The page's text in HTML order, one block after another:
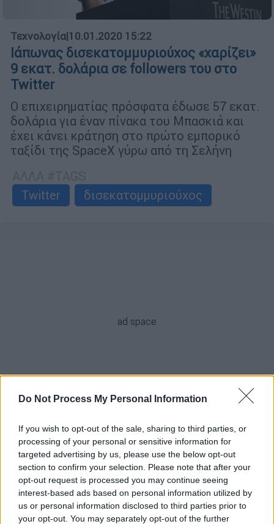
Do Not Process My Personal Information
If you wish to opt-out of the sale, sharing to third parties, or
processing of your personal or sensitive information for
targeted advertising by us, please use the below opt-out
section to confirm your selection. Please note that after your
opt-out request is processed you may continue seeing
interest-based ads based on personal information utilized by
us or personal information disclosed to third parties prior to
your opt-out. You may separately opt-out of the further
Τεχνολογία|10.01.2020 15:22
Ιάπωνας δισεκατομμυριούχος «χαρίζει»
9 εκατ. δολάρια σε followers του στο
Twitter
Ο επιχειρηματίας πρόσφατα έδωσε 57 εκατ.
δολάρια για έναν πίνακα του Μπασκιά και
έχει κάνει κράτηση στο πρώτο εμπορικό
ταξίδι της SpaceX γύρω από τη Σελήνη
Twitter
δισεκατομμυριούχος
POPULAR VIDEOS
Κεντρικό...|06.08.2026 20:05
Κεντρικό δελτίο ειδήσεων 06/08/2026